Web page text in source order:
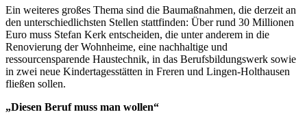
Ein weiteres großes Thema sind die Baumaßnahmen, die derzeit an
den unterschiedlichsten Stellen stattfinden: Über rund 30 Millionen
Euro muss Stefan Kerk entscheiden, die unter anderem in die
Renovierung der Wohnheime, eine nachhaltige und
ressourcensparende Haustechnik, in das Berufsbildungswerk sowie
in zwei neue Kindertagesstätten in Freren und Lingen-Holthausen
fließen sollen.
„Diesen Beruf muss man wollen“